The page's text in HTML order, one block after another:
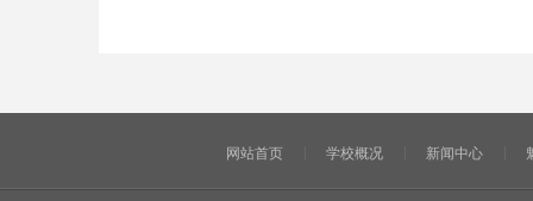
网站首页 学校概况 新闻中心